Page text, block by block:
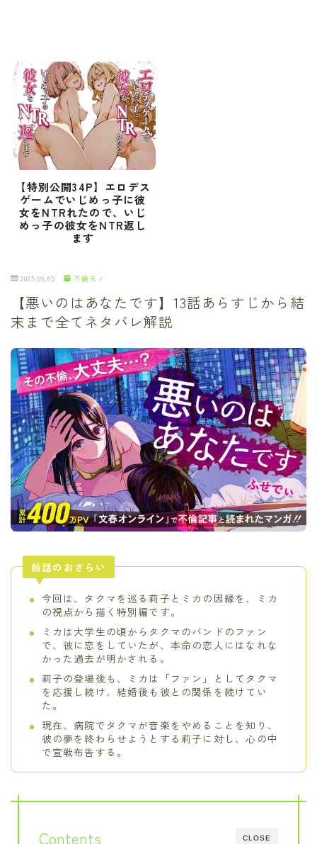
【特別公開34P】エロデス
ゲームでいじめっ子に彼
女をNTRれたので、いじ
めっ子の彼女をNTR返し
ます
2025.09.05 不倫モノ
【悪いのはあなたです】13話あらすじから結
末まで全てネタバレ解説
前話のおさらい
今回は、タクマを巡る莉子とミカの因縁を、ミカ
の視点から描く特別編です。
ミカは大学生の頃からタクマのバンドのファン
で、彼に恋をしていたが、本命の恋人にはなれな
かった過去が明かされる。
莉子の登場後も、ミカは「ファン」としてタクマ
を応援し続け、結婚後も彼との関係を続けてい
た。
現在、病院でタクマが音楽をやめることを知り、
彼の夢を終わらせようとする莉子に対し、心の中
で宣戦布告する。
CLOSE
Contents